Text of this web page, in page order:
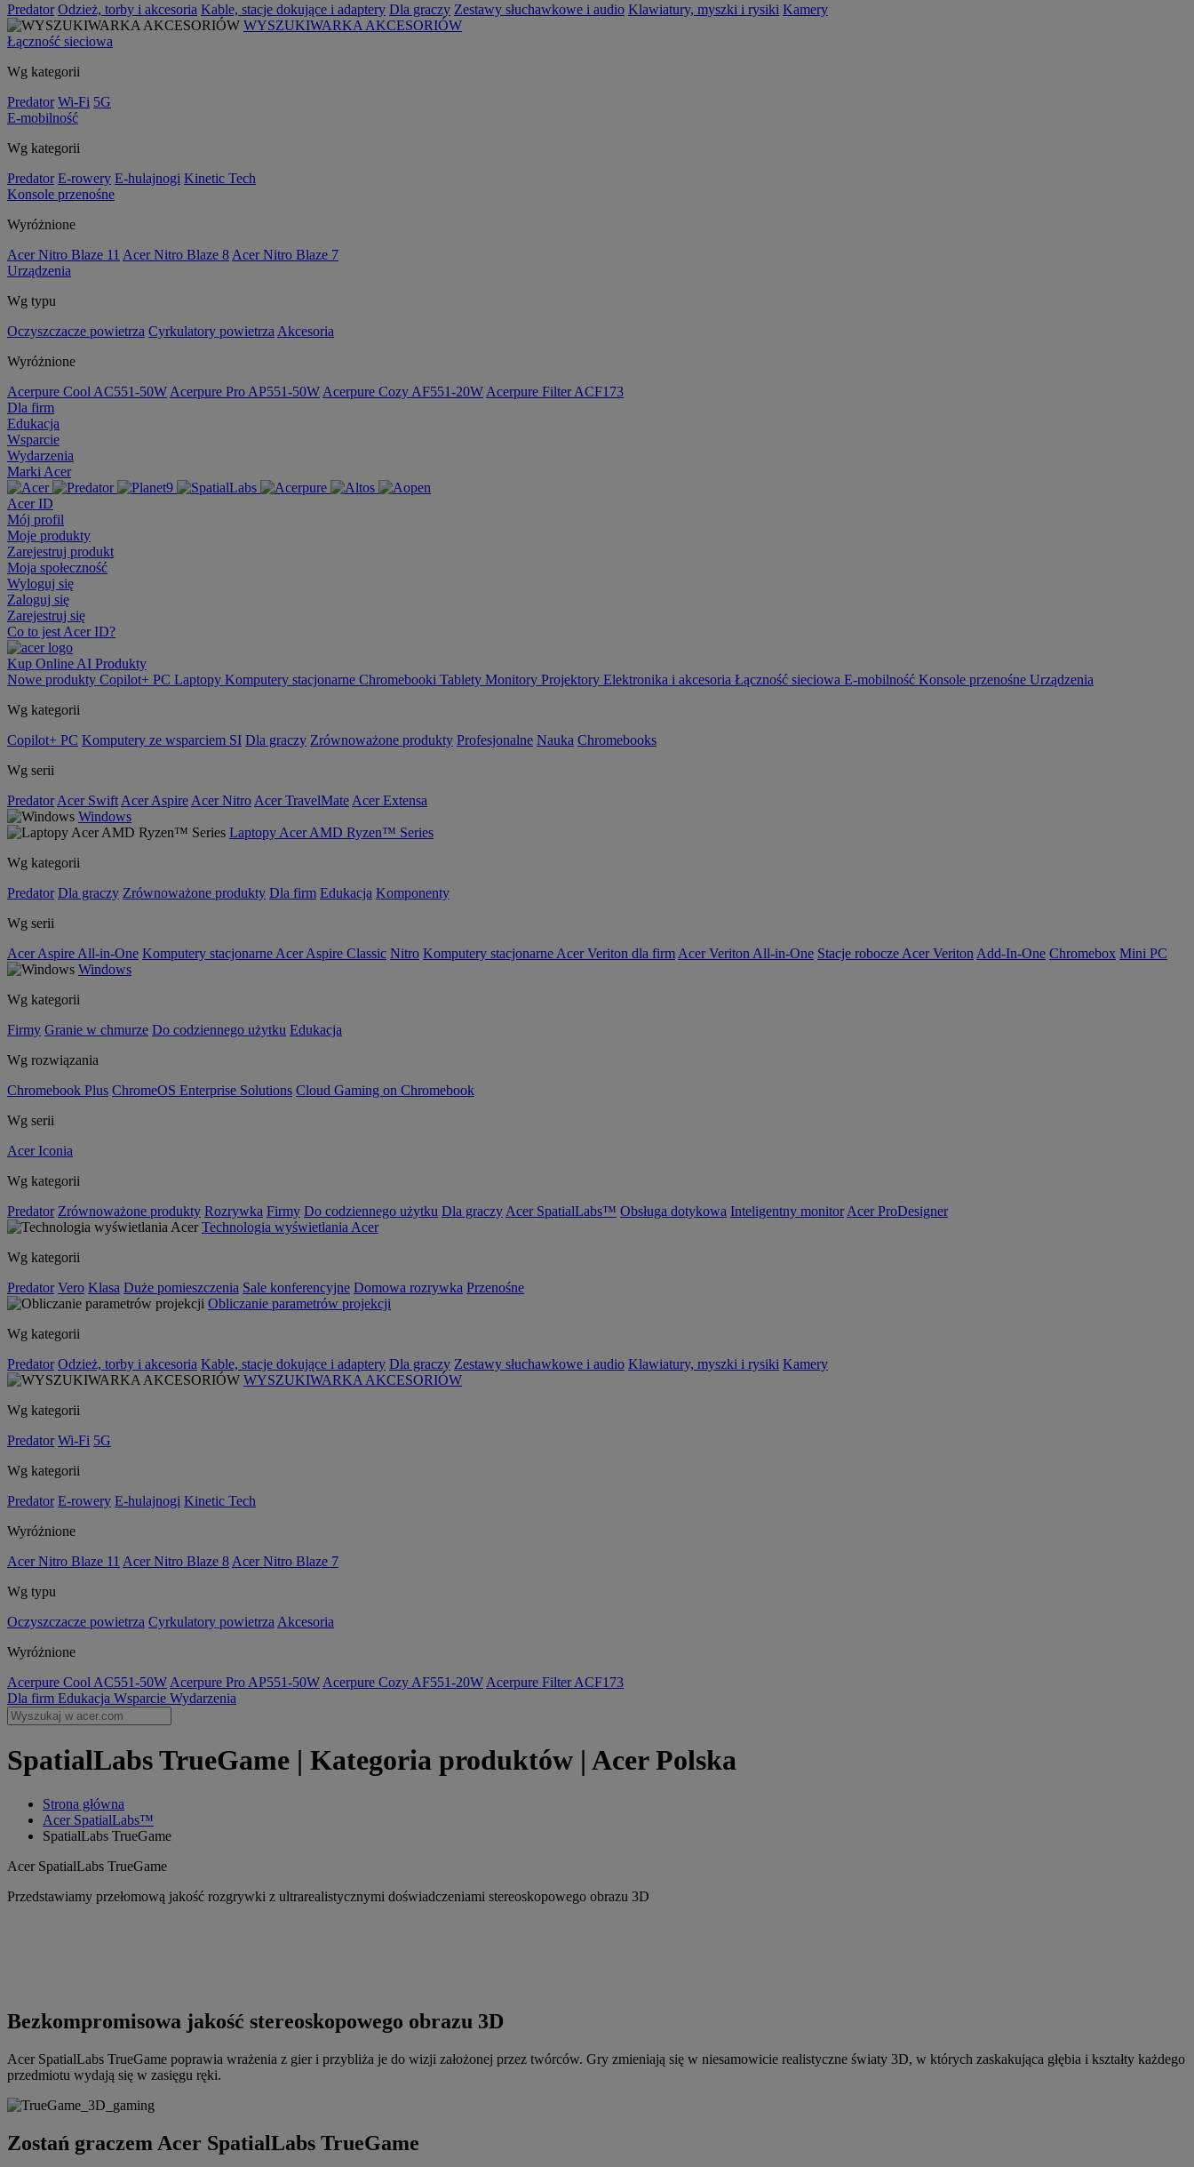
Predator Odzież, torby i akcesoria Kable, stacje dokujące i adaptery Dla graczy Zestawy słuchawkowe i audio Klawiatury, myszki i rysiki Kamery
WYSZUKIWARKA AKCESORIÓW
Łączność sieciowa
Wg kategorii
Predator Wi-Fi 5G
E-mobilność
Wg kategorii
Predator E-rowery E-hulajnogi Kinetic Tech
Konsole przenośne
Wyróżnione
Acer Nitro Blaze 11 Acer Nitro Blaze 8 Acer Nitro Blaze 7
Urządzenia
Wg typu
Oczyszczacze powietrza Cyrkulatory powietrza Akcesoria
Wyróżnione
Acerpure Cool AC551-50W Acerpure Pro AP551-50W Acerpure Cozy AF551-20W Acerpure Filter ACF173
Dla firm
Edukacja
Wsparcie
Wydarzenia
Marki Acer
Acer ID
Mój profil
Moje produkty
Zarejestruj produkt
Moja społeczność
Wyloguj się
Zaloguj się
Zarejestruj się
Co to jest Acer ID?
Kup Online AI Produkty
Nowe produkty Copilot+ PC Laptopy Komputery stacjonarne Chromebooki Tablety Monitory Projektory Elektronika i akcesoria Łączność sieciowa E-mobilność Konsole przenośne Urządzenia
Wg kategorii
Copilot+ PC Komputery ze wsparciem SI Dla graczy Zrównoważone produkty Profesjonalne Nauka Chromebooks
Wg serii
Predator Acer Swift Acer Aspire Acer Nitro Acer TravelMate Acer Extensa
Windows
Laptopy Acer AMD Ryzen™ Series
Wg kategorii
Predator Dla graczy Zrównoważone produkty Dla firm Edukacja Komponenty
Wg serii
Acer Aspire All-in-One Komputery stacjonarne Acer Aspire Classic Nitro Komputery stacjonarne Acer Veriton dla firm Acer Veriton All-in-One Stacje robocze Acer Veriton Add-In-One Chromebox Mini PC
Windows
Wg kategorii
Firmy Granie w chmurze Do codziennego użytku Edukacja
Wg rozwiązania
Chromebook Plus ChromeOS Enterprise Solutions Cloud Gaming on Chromebook
Wg serii
Acer Iconia
Wg kategorii
Predator Zrównoważone produkty Rozrywka Firmy Do codziennego użytku Dla graczy Acer SpatialLabs™ Obsługa dotykowa Inteligentny monitor Acer ProDesigner
Technologia wyświetlania Acer
Wg kategorii
Predator Vero Klasa Duże pomieszczenia Sale konferencyjne Domowa rozrywka Przenośne
Obliczanie parametrów projekcji
Wg kategorii
Predator Odzież, torby i akcesoria Kable, stacje dokujące i adaptery Dla graczy Zestawy słuchawkowe i audio Klawiatury, myszki i rysiki Kamery
WYSZUKIWARKA AKCESORIÓW
Wg kategorii
Predator Wi-Fi 5G
Wg kategorii
Predator E-rowery E-hulajnogi Kinetic Tech
Wyróżnione
Acer Nitro Blaze 11 Acer Nitro Blaze 8 Acer Nitro Blaze 7
Wg typu
Oczyszczacze powietrza Cyrkulatory powietrza Akcesoria
Wyróżnione
Acerpure Cool AC551-50W Acerpure Pro AP551-50W Acerpure Cozy AF551-20W Acerpure Filter ACF173
Dla firm Edukacja Wsparcie Wydarzenia
SpatialLabs TrueGame | Kategoria produktów | Acer Polska
Strona główna
Acer SpatialLabs™
SpatialLabs TrueGame
Acer SpatialLabs TrueGame
Przedstawiamy przełomową jakość rozgrywki z ultrarealistycznymi doświadczeniami stereoskopowego obrazu 3D
Bezkompromisowa jakość stereoskopowego obrazu 3D
Acer SpatialLabs TrueGame poprawia wrażenia z gier i przybliża je do wizji założonej przez twórców. Gry zmieniają się w niesamowicie realistyczne światy 3D, w których zaskakująca głębia i kształty każdego
przedmiotu wydają się w zasięgu ręki.
Zostań graczem Acer SpatialLabs TrueGame